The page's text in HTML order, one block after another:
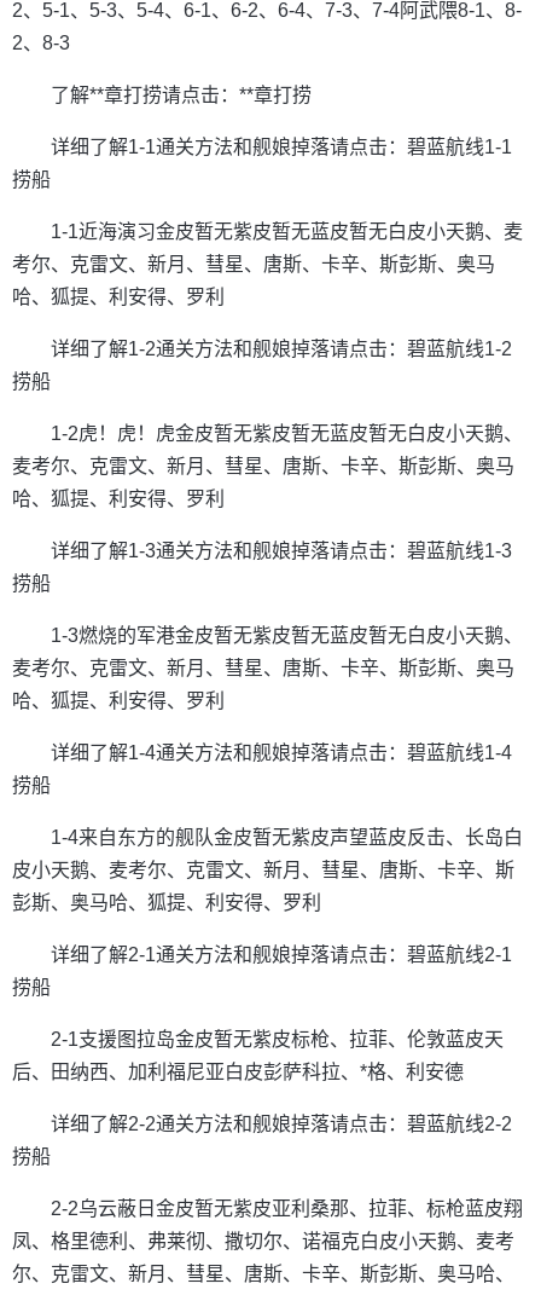
2、5-1、5-3、5-4、6-1、6-2、6-4、7-3、7-4阿武隈8-1、8-
2、8-3
了解**章打捞请点击：**章打捞
详细了解1-1通关方法和舰娘掉落请点击：碧蓝航线1-1
捞船
1-1近海演习金皮暂无紫皮暂无蓝皮暂无白皮小天鹅、麦
考尔、克雷文、新月、彗星、唐斯、卡辛、斯彭斯、奥马
哈、狐提、利安得、罗利
详细了解1-2通关方法和舰娘掉落请点击：碧蓝航线1-2
捞船
1-2虎！虎！虎金皮暂无紫皮暂无蓝皮暂无白皮小天鹅、
麦考尔、克雷文、新月、彗星、唐斯、卡辛、斯彭斯、奥马
哈、狐提、利安得、罗利
详细了解1-3通关方法和舰娘掉落请点击：碧蓝航线1-3
捞船
1-3燃烧的军港金皮暂无紫皮暂无蓝皮暂无白皮小天鹅、
麦考尔、克雷文、新月、彗星、唐斯、卡辛、斯彭斯、奥马
哈、狐提、利安得、罗利
详细了解1-4通关方法和舰娘掉落请点击：碧蓝航线1-4
捞船
1-4来自东方的舰队金皮暂无紫皮声望蓝皮反击、长岛白
皮小天鹅、麦考尔、克雷文、新月、彗星、唐斯、卡辛、斯
彭斯、奥马哈、狐提、利安得、罗利
详细了解2-1通关方法和舰娘掉落请点击：碧蓝航线2-1
捞船
2-1支援图拉岛金皮暂无紫皮标枪、拉菲、伦敦蓝皮天
后、田纳西、加利福尼亚白皮彭萨科拉、*格、利安德
详细了解2-2通关方法和舰娘掉落请点击：碧蓝航线2-2
捞船
2-2乌云蔽日金皮暂无紫皮亚利桑那、拉菲、标枪蓝皮翔
凤、格里德利、弗莱彻、撒切尔、诺福克白皮小天鹅、麦考
尔、克雷文、新月、彗星、唐斯、卡辛、斯彭斯、奥马哈、